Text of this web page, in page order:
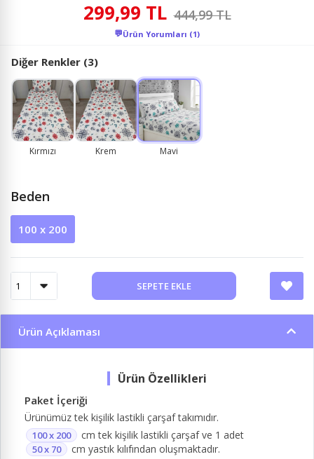
299,99 TL 444,99 TL
💬Ürün Yorumları (1)
Diğer Renkler (3)
Kırmızı Krem Mavi
Beden
100 x 200
SEPETE EKLE
Ürün Açıklaması
Paket İçeriği
Ürünümüz tek kişilik lastikli çarşaf takımıdır.
100 x 200 cm tek kişilik lastikli çarşaf ve 1 adet
50 x 70
cm yastık kılıfından oluşmaktadır.